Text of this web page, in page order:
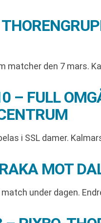
matcher den 7 mars.
– FULL
i SSL damer.
MOT
under dagen.